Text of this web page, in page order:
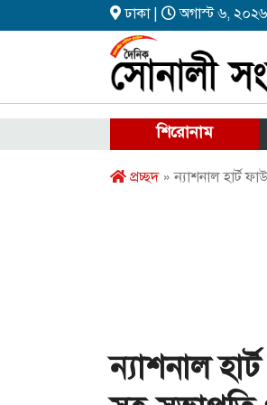
ঢাকা | অগাস্ট ৬,
শিরোনাম
প্রচ্ছদ» ন্যাশনাল হার্ট
ন্যাশনাল